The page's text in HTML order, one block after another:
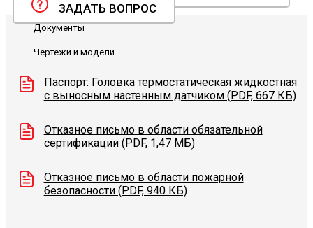
ЗАДАТЬ ВОПРОС
Документы
Чертежи и модели
Паспорт: Головка термостатическая жидкостная
с выносным настенным датчиком (PDF, 667 КБ)
Отказное письмо в области обязательной
сертификации (PDF, 1,47 МБ)
Отказное письмо в области пожарной
безопасности (PDF, 940 КБ)